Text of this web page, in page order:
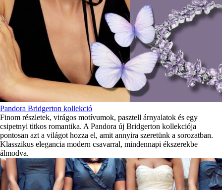
Pandora Bridgerton kollekció
Finom részletek, virágos motívumok, pasztell árnyalatok és egy
csipetnyi titkos romantika. A Pandora új Bridgerton kollekciója
pontosan azt a világot hozza el, amit annyira szeretünk a sorozatban.
Klasszikus elegancia modern csavarral, mindennapi ékszerekbe
álmodva.